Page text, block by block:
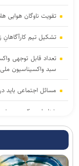
تقویت ناوگان هوایی هلال‌احمر
تشکیل تیم
سبد واکسیناسیون
مسائل اجتماعی باید
شناسایی
کاهش ثبت‌نام
تحصیل نیست